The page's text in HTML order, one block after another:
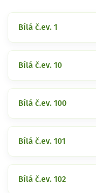
Bílá č.ev. 1
Bílá č.ev. 10
Bílá č.ev. 100
Bílá č.ev. 101
Bílá č.ev. 102